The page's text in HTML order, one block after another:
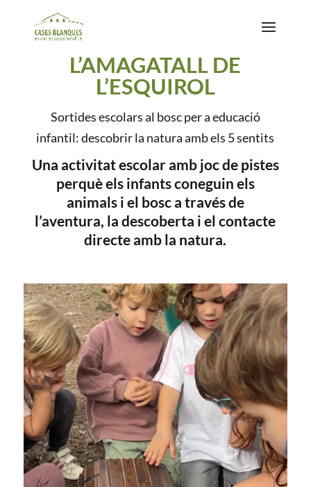
L’AMAGATALL DE
L’ESQUIROL
Sortides escolars al bosc per a educació
infantil: descobrir la natura amb els 5 sentits
Una activitat escolar amb joc de pistes
perquè els infants coneguin els
animals i el bosc a través de
l’aventura, la descoberta i el contacte
directe amb la natura.